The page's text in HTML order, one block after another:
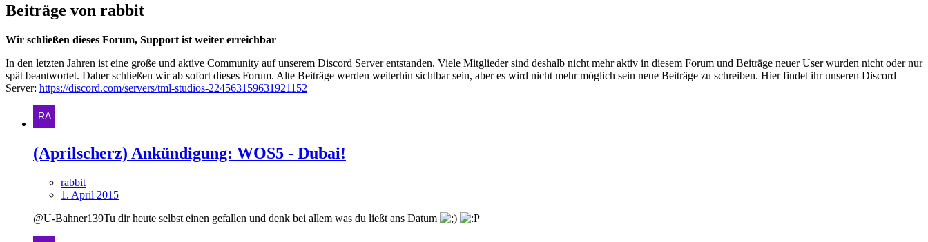
Beiträge von rabbit
Wir schließen dieses Forum, Support ist weiter erreichbar
In den letzten Jahren ist eine große und aktive Community auf unserem Discord Server entstanden. Viele Mitglieder sind deshalb nicht mehr aktiv in diesem Forum und Beiträge neuer User wurden nicht oder nur
spät beantwortet. Daher schließen wir ab sofort dieses Forum. Alte Beiträge werden weiterhin sichtbar sein, aber es wird nicht mehr möglich sein neue Beiträge zu schreiben. Hier findet ihr unseren Discord
Server: https://discord.com/servers/tml-studios-224563159631921152
(Aprilscherz) Ankündigung: WOS5 - Dubai!
rabbit
1. April 2015
@U-Bahner139Tu dir heute selbst einen gefallen und denk bei allem was du ließt ans Datum